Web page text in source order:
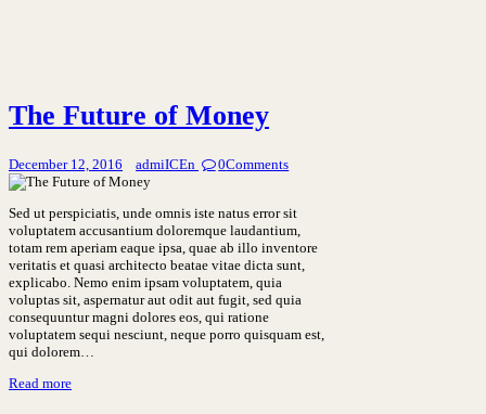
The Future of Money
December 12, 2016 admiICEn 0Comments
Sed ut perspiciatis, unde omnis iste natus error sit
voluptatem accusantium doloremque laudantium,
totam rem aperiam eaque ipsa, quae ab illo inventore
veritatis et quasi architecto beatae vitae dicta sunt,
explicabo. Nemo enim ipsam voluptatem, quia
voluptas sit, aspernatur aut odit aut fugit, sed quia
consequuntur magni dolores eos, qui ratione
voluptatem sequi nesciunt, neque porro quisquam est,
qui dolorem…
Read more